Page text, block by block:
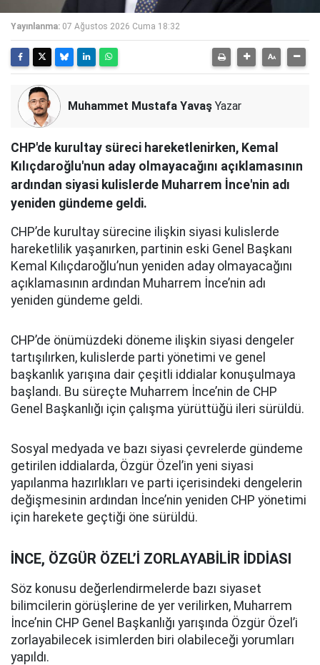
Yayınlanma: 07 Ağustos 2026 Cuma 18:32
Muhammet Mustafa Yavaş Yazar
CHP'de kurultay süreci hareketlenirken, Kemal
Kılıçdaroğlu'nun aday olmayacağını açıklamasının
ardından siyasi kulislerde Muharrem İnce'nin adı
yeniden gündeme geldi.
CHP’de kurultay sürecine ilişkin siyasi kulislerde
hareketlilik yaşanırken, partinin eski Genel Başkanı
Kemal Kılıçdaroğlu’nun yeniden aday olmayacağını
açıklamasının ardından Muharrem İnce’nin adı
yeniden gündeme geldi.
CHP’de önümüzdeki döneme ilişkin siyasi dengeler
tartışılırken, kulislerde parti yönetimi ve genel
başkanlık yarışına dair çeşitli iddialar konuşulmaya
başlandı. Bu süreçte Muharrem İnce’nin de CHP
Genel Başkanlığı için çalışma yürüttüğü ileri sürüldü.
Sosyal medyada ve bazı siyasi çevrelerde gündeme
getirilen iddialarda, Özgür Özel’in yeni siyasi
yapılanma hazırlıkları ve parti içerisindeki dengelerin
değişmesinin ardından İnce’nin yeniden CHP yönetimi
için harekete geçtiği öne sürüldü.
İNCE, ÖZGÜR ÖZEL’İ ZORLAYABİLİR İDDİASI
Söz konusu değerlendirmelerde bazı siyaset
bilimcilerin görüşlerine de yer verilirken, Muharrem
İnce’nin CHP Genel Başkanlığı yarışında Özgür Özel’i
zorlayabilecek isimlerden biri olabileceği yorumları
yapıldı.